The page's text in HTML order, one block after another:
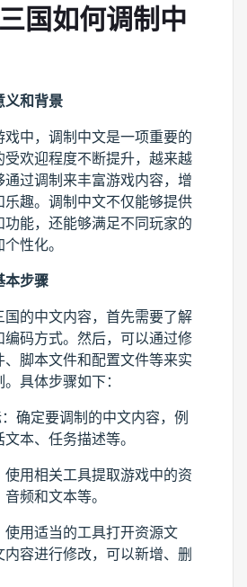
国如何调制中
义和背景
中，调制中文是一项重要的
欢迎程度不断提升，越来越
过调制来丰富游戏内容，增
趣。调制中文不仅能够提供
能，还能够满足不同玩家的
性化。
本步骤
的中文内容，首先需要了解
码方式。然后，可以通过修
脚本文件和配置文件等来实
具体步骤如下：
确定要调制的中文内容，例
本、任务描述等。
用相关工具提取游戏中的资
频和文本等。
使用适当的工具打开资源文
容进行修改，可以新增、删